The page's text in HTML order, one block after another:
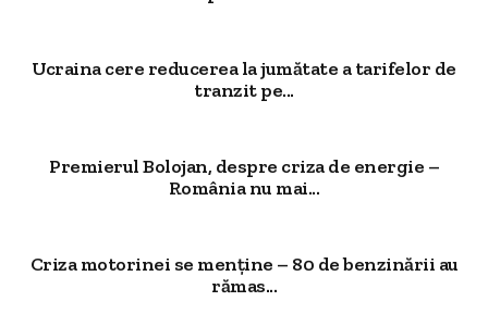
Ucraina cere reducerea la jumătate a tarifelor de
tranzit pe...
Premierul Bolojan, despre criza de energie –
România nu mai...
Criza motorinei se menține – 80 de benzinării au
rămas...